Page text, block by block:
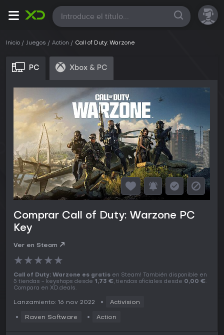
Todas
Inicio Juegos Action Call of Duty: Warzone
PC Xbox & PC
Comprar Call of Duty: Warzone PC
Key
Ver en Steam
★★★★★
Call of Duty: Warzone es gratis en Steam! También disponible en
5 tiendas - keyshops desde 1,73 €, tiendas oficiales desde 0,00 €.
Compara en XD.deals.
Lanzamiento: 16 nov 2022 Activision
Raven Software Action